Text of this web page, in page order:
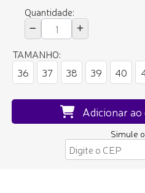
Quantidade:
TAMANHO:
36
37 38 39 40
Adicionar
Simule